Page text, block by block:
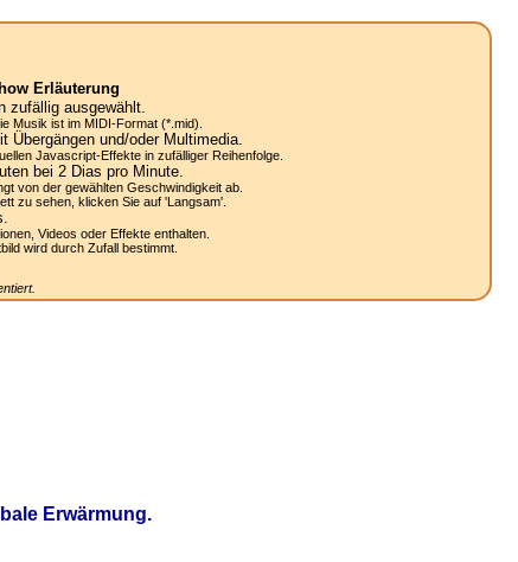
Erläuterung
zufällig ausgewählt.
Musik ist im MIDI-Format (*.mid).
Übergängen und/oder Multimedia.
Javascript-Effekte in zufälliger Reihenfolge.
bei 2 Dias pro Minute.
von der gewählten Geschwindigkeit ab.
zu sehen, klicken Sie auf 'Langsam'.
Videos oder Effekte enthalten.
wird durch Zufall bestimmt.
Erwärmung.